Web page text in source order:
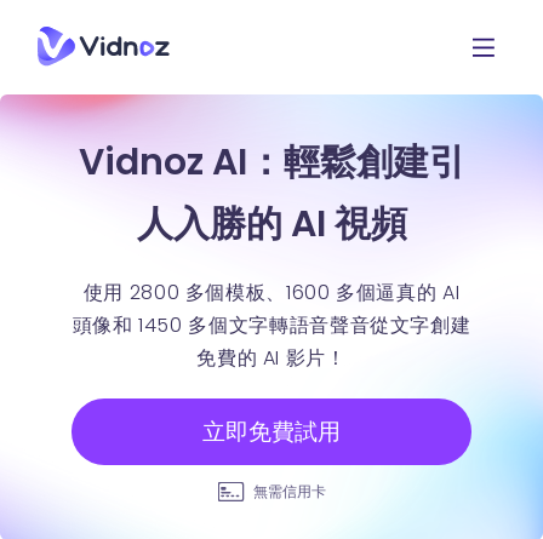
Vidnoz AI：輕鬆創建引
人入勝的 AI 視頻
使用 2800 多個模板、1600 多個逼真的 AI
頭像和 1450 多個文字轉語音聲音從文字創建
免費的 AI 影片！
立即免費試用
無需信用卡